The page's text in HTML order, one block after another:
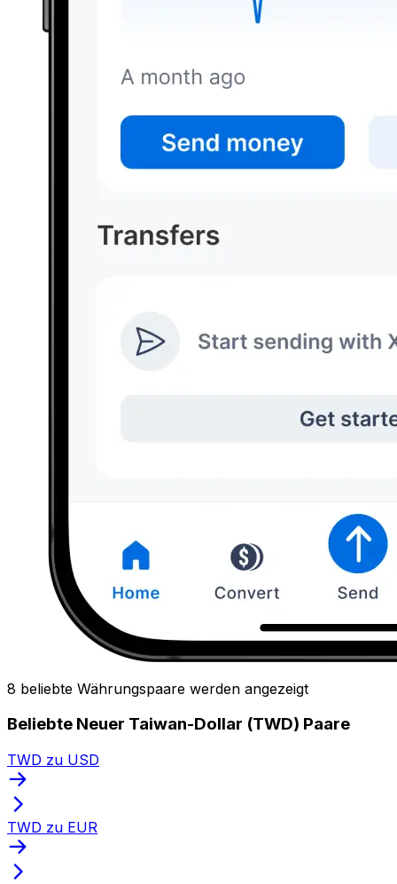
8 beliebte Währungspaare werden angezeigt
Beliebte Neuer Taiwan-Dollar (TWD) Paare
TWD zu USD
TWD zu EUR